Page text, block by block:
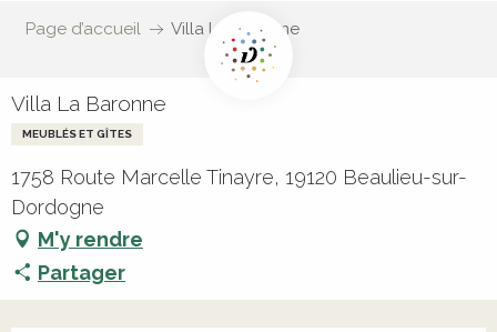
Page d’accueil Villa La Baronne
Villa La Baronne
MEUBLÉS ET GÎTES
1758 Route Marcelle Tinayre, 19120 Beaulieu-sur-
Dordogne
M'y rendre
Partager